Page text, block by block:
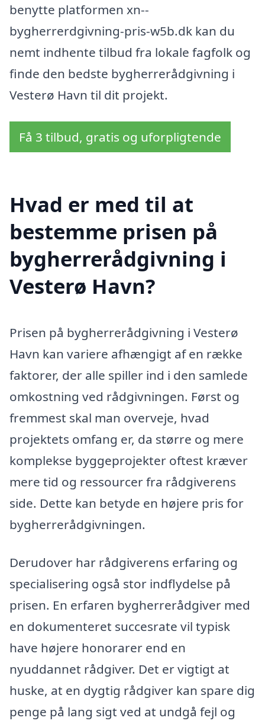
benytte platformen xn--
bygherrerdgivning-pris-w5b.dk kan du
nemt indhente tilbud fra lokale fagfolk og
finde den bedste bygherrerådgivning i
Vesterø Havn til dit projekt.
Få 3 tilbud, gratis og uforpligtende
Hvad er med til at
bestemme prisen på
bygherrerådgivning i
Vesterø Havn?
Prisen på bygherrerådgivning i Vesterø
Havn kan variere afhængigt af en række
faktorer, der alle spiller ind i den samlede
omkostning ved rådgivningen. Først og
fremmest skal man overveje, hvad
projektets omfang er, da større og mere
komplekse byggeprojekter oftest kræver
mere tid og ressourcer fra rådgiverens
side. Dette kan betyde en højere pris for
bygherrerådgivningen.
Derudover har rådgiverens erfaring og
specialisering også stor indflydelse på
prisen. En erfaren bygherrerådgiver med
en dokumenteret succesrate vil typisk
have højere honorarer end en
nyuddannet rådgiver. Det er vigtigt at
huske, at en dygtig rådgiver kan spare dig
penge på lang sigt ved at undgå fejl og